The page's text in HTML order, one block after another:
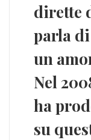
dirette
parla
un
Nel
ha
su